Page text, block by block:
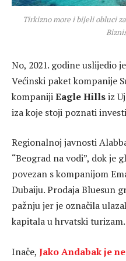
Tirkizno more i bijeli obluci
No, 2021. godine uslijedio
Većinski paket kompanije
kompanijiEagle Hillsiz
iza koje stoji poznati
Regionalnoj javnosti
“Beograd na vodi”, dok je
povezan s kompanijom
Dubaiju. Prodaja Bluesun
pažnju jer je označila
kapitala u hrvatski turizam.
Inače, Jako Andabak je